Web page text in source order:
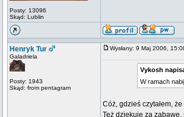
Posty: 13096
Skąd: Lublin
Henryk Tur
Galadriela
Posty: 1943
Skąd: from pentagram
Wysłany: 9 Maj 2006,
Vykosh
W ramach
Cóż, gdzieś czytałem,
Też dziękuję za